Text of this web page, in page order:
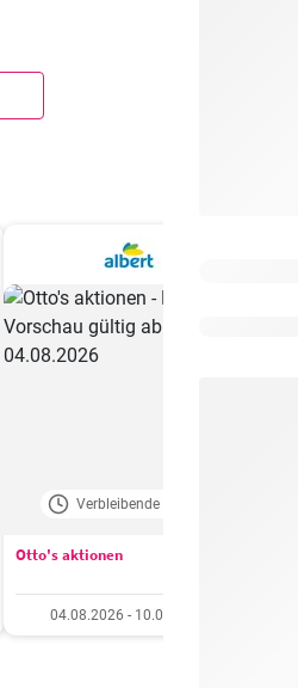
Verbleibende Tage: 3
Otto's aktionen
04.08.2026 - 10.08.2026